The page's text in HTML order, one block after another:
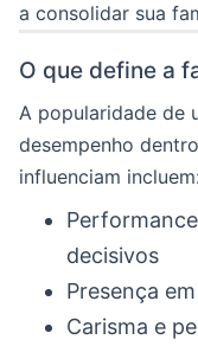
a consolidar sua
O que define a
A popularidade de
desempenho
influenciam incluem:
decisivos
Presença
Carisma e